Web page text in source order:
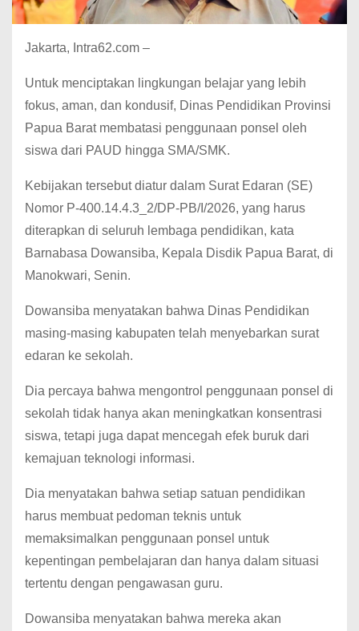
Jakarta, Intra62.com –
Untuk menciptakan lingkungan belajar yang lebih
fokus, aman, dan kondusif, Dinas Pendidikan Provinsi
Papua Barat membatasi penggunaan ponsel oleh
siswa dari PAUD hingga SMA/SMK.
Kebijakan tersebut diatur dalam Surat Edaran (SE)
Nomor P-400.14.4.3_2/DP-PB/I/2026, yang harus
diterapkan di seluruh lembaga pendidikan, kata
Barnabasa Dowansiba, Kepala Disdik Papua Barat, di
Manokwari, Senin.
Dowansiba menyatakan bahwa Dinas Pendidikan
masing-masing kabupaten telah menyebarkan surat
edaran ke sekolah.
Dia percaya bahwa mengontrol penggunaan ponsel di
sekolah tidak hanya akan meningkatkan konsentrasi
siswa, tetapi juga dapat mencegah efek buruk dari
kemajuan teknologi informasi.
Dia menyatakan bahwa setiap satuan pendidikan
harus membuat pedoman teknis untuk
memaksimalkan penggunaan ponsel untuk
kepentingan pembelajaran dan hanya dalam situasi
tertentu dengan pengawasan guru.
Dowansiba menyatakan bahwa mereka akan